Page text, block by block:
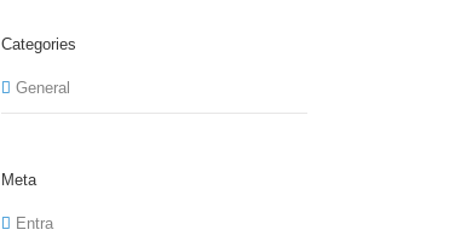
Categories
General
Meta
Entra